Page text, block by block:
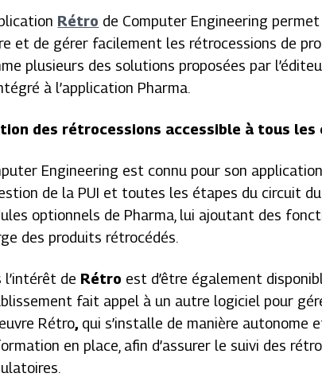
Rétro de Computer Engineering
et de gérer facilement les rétrocessions de
plusieurs des solutions proposées par
à l’application Pharma.
des rétrocessions accessible à tous les
Engineering est connu pour son application
de la PUI et toutes les étapes du circuit
optionnels de Pharma, lui ajoutant des
des produits rétrocédés.
l’intérêt de Rétro est d’être également
fait appel à un autre logiciel pour
Rétro, qui s’installe de manière autonome
en place, afin d’assurer le suivi des